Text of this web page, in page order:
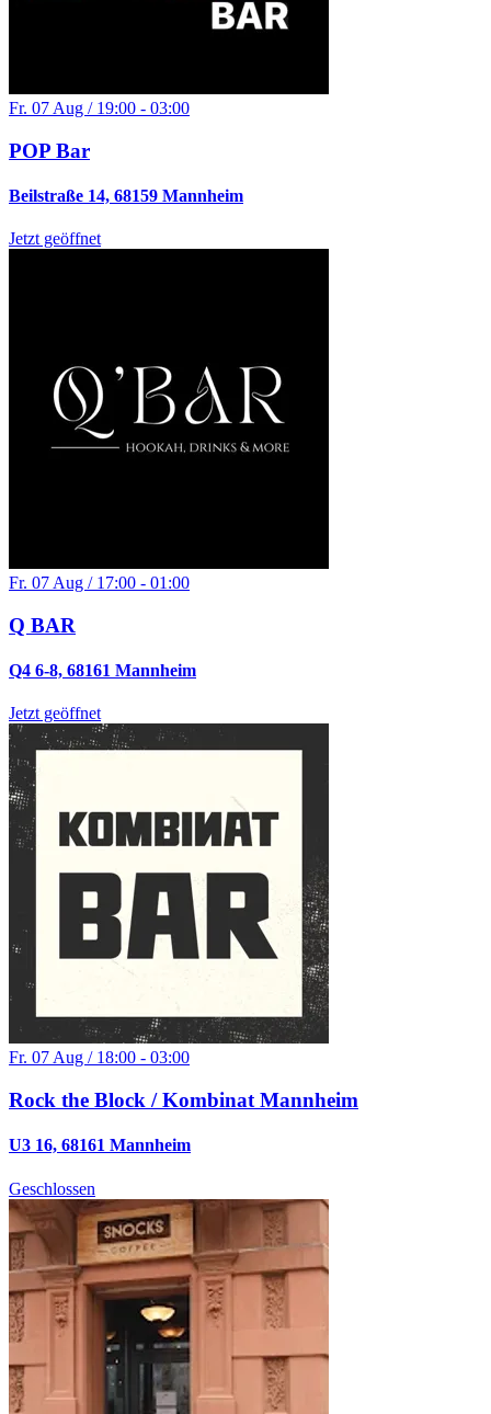
Fr. 07 Aug / 19:00 - 03:00
POP Bar
Beilstraße 14, 68159 Mannheim
Jetzt geöffnet
Fr. 07 Aug / 17:00 - 01:00
Q BAR
Q4 6-8, 68161 Mannheim
Jetzt geöffnet
Fr. 07 Aug / 18:00 - 03:00
Rock the Block / Kombinat Mannheim
U3 16, 68161 Mannheim
Geschlossen